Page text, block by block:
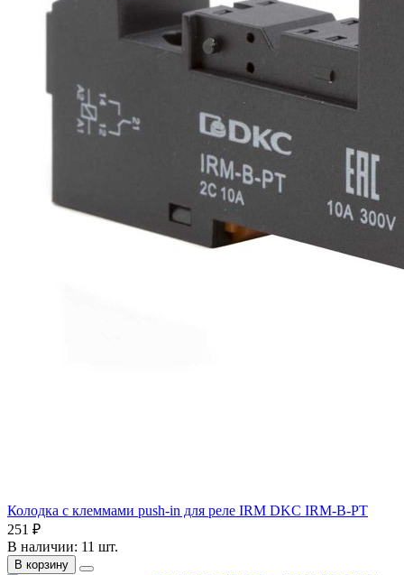
Колодка с клеммами push-in для реле IRM DKC IRM-B-PT
251 ₽
В наличии: 11 шт.
В корзину